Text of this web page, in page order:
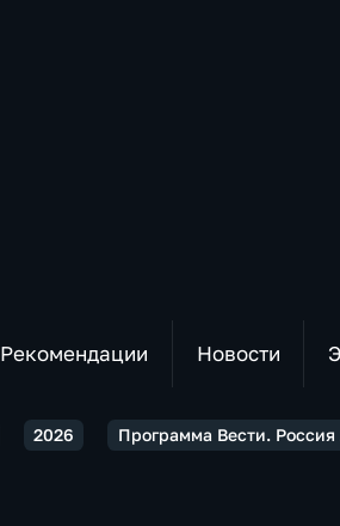
Рекомендации Новости
2026 Программа Вести.